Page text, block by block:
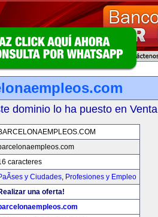
dominio lo ha puesto en Venta
caracteres
y Ciudades, Profesiones y Empleo
una oferta!